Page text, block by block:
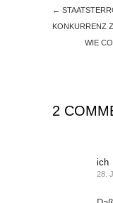
←
KONKURRENZ
WIE
2
ich
28.